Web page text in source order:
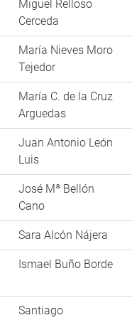
Miguel Relloso
Cerceda
María Nieves Moro
Tejedor
María C. de la Cruz
Arguedas
Juan Antonio León
Luis
José Mª Bellón
Cano
Sara Alcón Nájera
Ismael Buño Borde
Santiago